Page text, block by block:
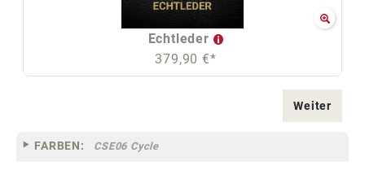
Echtleder
379,90 €*
Weiter
FARBEN: CSE06 Cycle